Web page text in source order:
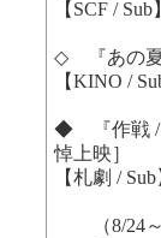
【SCF / Sub
◇ 『あの夏
【KINO /
◆ 『作戦 /
悼上映］
【札劇 /
（8/24